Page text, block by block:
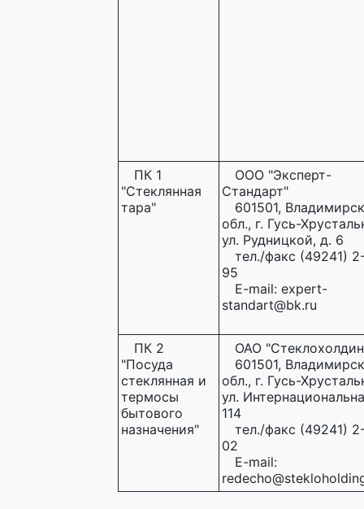
ПК 1
"Стеклянная
тара"
ООО "Эксперт-
Стандарт"
601501,
обл., г. Гусь-
ул. Рудницкой, д. 6
тел./факс (49241)
95
E-mail: expert-
standart@bk.ru
ПК 2
"Посуда
стеклянная и
термосы
бытового
назначения"
ОАО
601501,
обл., г. Гусь-
ул.
114
тел./факс (49241)
02
E-mail: